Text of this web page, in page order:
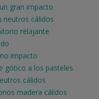
gran impacto
neutros cálidos
relajante
impacto
gótico a los pasteles
cálidos
madera cálidos